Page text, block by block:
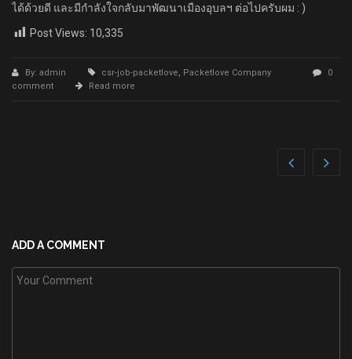
ได้ด้วยดี และมีกำลังใจกลับมาพัฒนาเมืองอุบลฯ ต่อไปครับผม : )
Post Views: 10,335
By: admin csr-job-packetlove, Packetlove Company
0
comment
Read more
ADD A COMMENT